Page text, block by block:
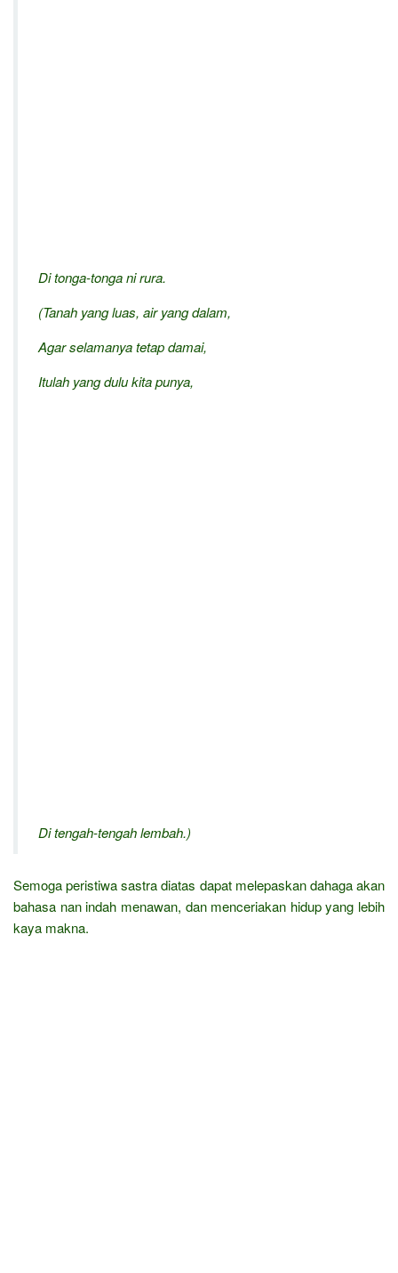
Di tonga-tonga ni rura.
(Tanah yang luas, air yang dalam,
Agar selamanya tetap damai,
Itulah yang dulu kita punya,
Di tengah-tengah lembah.)
Semoga peristiwa sastra diatas dapat melepaskan dahaga akan
bahasa nan indah menawan, dan menceriakan hidup yang lebih
kaya makna.